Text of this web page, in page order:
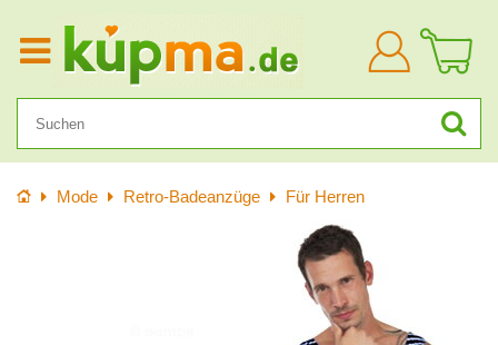
Anmelden
Startseite
Mode Retro-Badeanzüge Für Herren